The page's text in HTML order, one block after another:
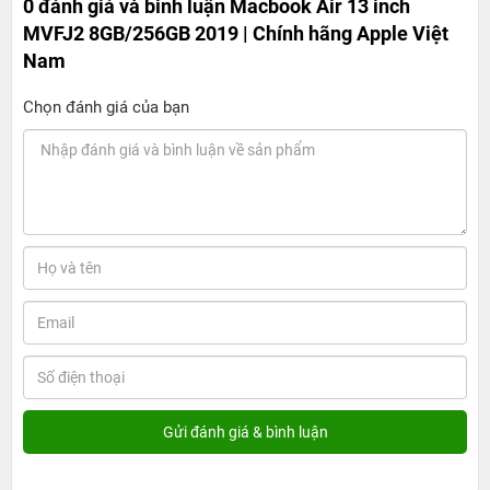
Mặc dù chỉ nặng 1.25kg Macbook Air 2019 lại có sức
mạnh rất khủng. Bộ xử lý Intel Core i5 8 nhân thế hệ thứ
tám, tốc độ xung nhịp 2.1GHz giúp tăng sức mạnh thông
0 đánh giá và bình luận Macbook Air 13 inch
MVFJ2 8GB/256GB 2019 | Chính hãng Apple Việt
Nam
Chọn đánh giá của bạn